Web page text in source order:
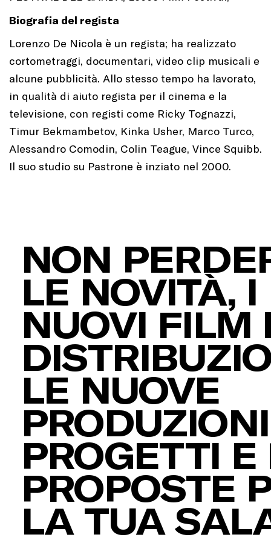
Biografia del regista
Lorenzo De Nicola è un regista; ha realizzato
cortometraggi, documentari, video clip musicali e
alcune pubblicità. Allo stesso tempo ha lavorato,
in qualità di aiuto regista per il cinema e la
televisione, con registi come Ricky Tognazzi,
Timur Bekmambetov, Kinka Usher, Marco Turco,
Alessandro Comodin, Colin Teague, Vince Squibb.
Il suo studio su Pastrone è inziato nel 2000.
NON
LE NOVITÀ, I
NUOVI FILM
LE NUOVE
PROGETTI E
PROPOSTE
LA TUA